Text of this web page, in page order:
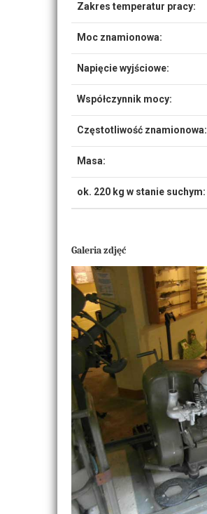
Zakres temperatur pracy:
Moc znamionowa:
Napięcie wyjściowe:
Współczynnik mocy:
Częstotliwość znamionowa:
Masa:
ok. 220 kg w stanie suchym:
Galeria zdjęć